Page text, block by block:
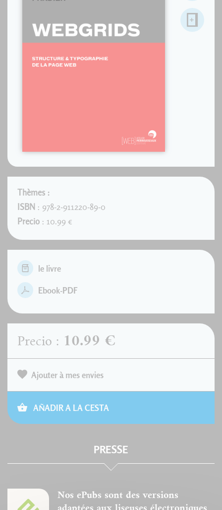
Thèmes :
ISBN : 978-2-911220-89-0
Precio : 10.99 €
le livre
Ebook-PDF
Precio : 10.99 €
Ajouter à mes envies
AÑADIR A LA CESTA
PRESSE
Nos ePubs sont des versions